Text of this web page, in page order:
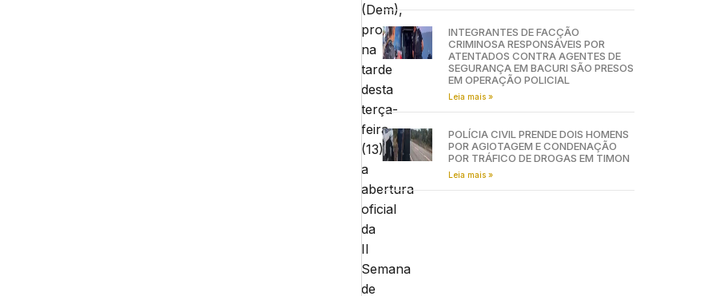
(Dem),
promoveu
na
tarde
desta
terça-
feira
(13)
a
abertura
oficial
da
II
Semana
de
INTEGRANTES DE FACÇÃO
CRIMINOSA RESPONSÁVEIS POR
ATENTADOS CONTRA AGENTES DE
SEGURANÇA EM BACURI SÃO PRESOS
EM OPERAÇÃO POLICIAL
Leia mais »
POLÍCIA CIVIL PRENDE DOIS HOMENS
POR AGIOTAGEM E CONDENAÇÃO
POR TRÁFICO DE DROGAS EM TIMON
Leia mais »